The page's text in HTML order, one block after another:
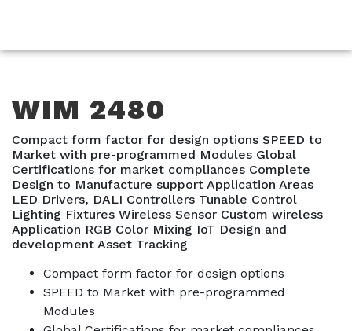
WIM 2480
Compact form factor for design options SPEED to
Market with pre-programmed Modules Global
Certifications for market compliances Complete
Design to Manufacture support Application Areas
LED Drivers, DALI Controllers Tunable Control
Lighting Fixtures Wireless Sensor Custom wireless
Application RGB Color Mixing IoT Design and
development Asset Tracking
Compact form factor for design options
SPEED to Market with pre-programmed
Modules